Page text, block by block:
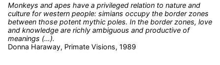
Monkeys and apes have a privileged relation to nature and
culture for western people: simians occupy the border zones
between those potent mythic poles. In the border zones, love
and knowledge are richly ambiguous and productive of
meanings (…).
Donna Haraway, Primate Visions, 1989